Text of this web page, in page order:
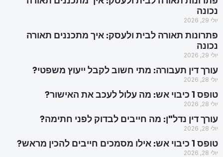
נכונה
יולי 29, 2026
פתרונות תאורה לבית ולעסק: איך מתכננים תאורה
נכונה
יולי 29, 2026
עורך דין תעבורה: מתי חשוב לקבל ייעוץ משפטי?
יולי 28, 2026
טופס 1 כיבוי אש: מה עלול לעכב את האישור?
יולי 28, 2026
עורך דין נדל"ן: מה חייבים לבדוק לפני חתימה?
יולי 28, 2026
טופס 1 כיבוי אש: אילו מסמכים חייבים להכין מראש?
יולי 28, 2026